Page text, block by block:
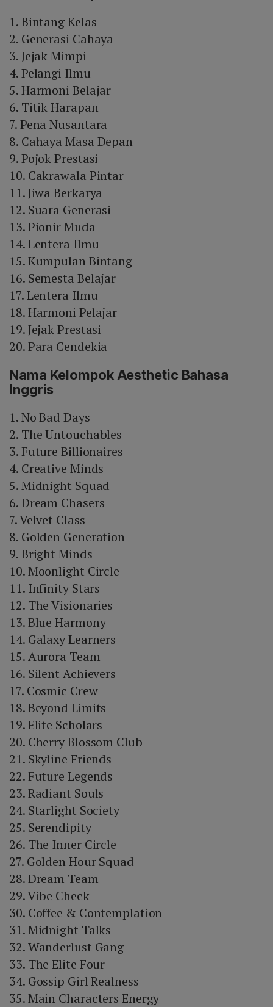
1. Bintang Kelas
2. Generasi Cahaya
3. Jejak Mimpi
4. Pelangi Ilmu
5. Harmoni Belajar
6. Titik Harapan
7. Pena Nusantara
8. Cahaya Masa Depan
9. Pojok Prestasi
10. Cakrawala Pintar
11. Jiwa Berkarya
12. Suara Generasi
13. Pionir Muda
14. Lentera Ilmu
15. Kumpulan Bintang
16. Semesta Belajar
17. Lentera Ilmu
18. Harmoni Pelajar
19. Jejak Prestasi
20. Para Cendekia
Nama Kelompok Aesthetic Bahasa
Inggris
1. No Bad Days
2. The Untouchables
3. Future Billionaires
4. Creative Minds
5. Midnight Squad
6. Dream Chasers
7. Velvet Class
8. Golden Generation
9. Bright Minds
10. Moonlight Circle
11. Infinity Stars
12. The Visionaries
13. Blue Harmony
14. Galaxy Learners
15. Aurora Team
16. Silent Achievers
17. Cosmic Crew
18. Beyond Limits
19. Elite Scholars
20. Cherry Blossom Club
21. Skyline Friends
22. Future Legends
23. Radiant Souls
24. Starlight Society
25. Serendipity
26. The Inner Circle
27. Golden Hour Squad
28. Dream Team
29. Vibe Check
30. Coffee & Contemplation
31. Midnight Talks
32. Wanderlust Gang
33. The Elite Four
34. Gossip Girl Realness
35. Main Characters Energy